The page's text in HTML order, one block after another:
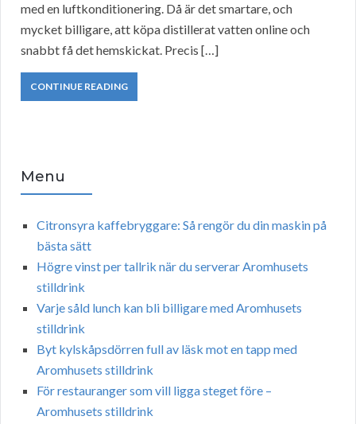
med en luftkonditionering. Då är det smartare, och
mycket billigare, att köpa distillerat vatten online och
snabbt få det hemskickat. Precis […]
CONTINUE READING
Menu
Citronsyra kaffebryggare: Så rengör du din maskin på
bästa sätt
Högre vinst per tallrik när du serverar Aromhusets
stilldrink
Varje såld lunch kan bli billigare med Aromhusets
stilldrink
Byt kylskåpsdörren full av läsk mot en tapp med
Aromhusets stilldrink
För restauranger som vill ligga steget före –
Aromhusets stilldrink